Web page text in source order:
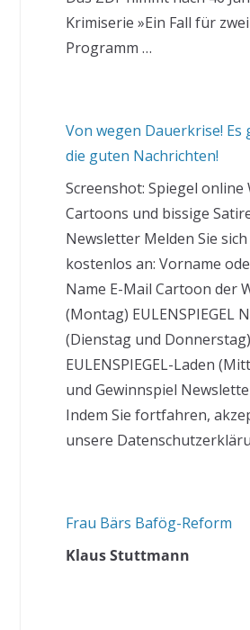
Krimiserie »Ein Fall für
Programm …
Von wegen Dauerkrise! Es
die guten Nachrichten!
Screenshot: Spiegel online
Cartoons und bissige
Newsletter Melden Sie
kostenlos an: Vorname
Name E-Mail Cartoon der
(Montag) EULENSPIEGEL
(Dienstag und Donnerstag)
EULENSPIEGEL-Laden
und Gewinnspiel
Indem Sie fortfahren,
unsere
Frau Bärs Bafög-Reform
Klaus Stuttmann